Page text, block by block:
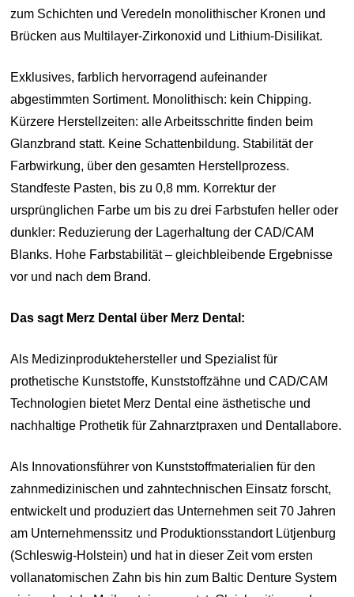
zum Schichten und Veredeln monolithischer Kronen und
Brücken aus Multilayer-Zirkonoxid und Lithium-Disilikat.
Exklusives, farblich hervorragend aufeinander
abgestimmten Sortiment. Monolithisch: kein Chipping.
Kürzere Herstellzeiten: alle Arbeitsschritte finden beim
Glanzbrand statt. Keine Schattenbildung. Stabilität der
Farbwirkung, über den gesamten Herstellprozess.
Standfeste Pasten, bis zu 0,8 mm. Korrektur der
ursprünglichen Farbe um bis zu drei Farbstufen heller oder
dunkler: Reduzierung der Lagerhaltung der CAD/CAM
Blanks. Hohe Farbstabilität – gleichbleibende Ergebnisse
vor und nach dem Brand.
Das sagt Merz Dental über Merz Dental:
Als Medizinproduktehersteller und Spezialist für
prothetische Kunststoffe, Kunststoffzähne und CAD/CAM
Technologien bietet Merz Dental eine ästhetische und
nachhaltige Prothetik für Zahnarztpraxen und Dentallabore.
Als Innovationsführer von Kunststoffmaterialien für den
zahnmedizinischen und zahntechnischen Einsatz forscht,
entwickelt und produziert das Unternehmen seit 70 Jahren
am Unternehmenssitz und Produktionsstandort Lütjenburg
(Schleswig-Holstein) und hat in dieser Zeit vom ersten
vollanatomischen Zahn bis hin zum Baltic Denture System